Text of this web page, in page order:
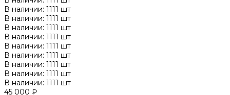
В наличии: 1111 шт
В наличии: 1111 шт
В наличии: 1111 шт
В наличии: 1111 шт
В наличии: 1111 шт
В наличии: 1111 шт
В наличии: 1111 шт
В наличии: 1111 шт
В наличии: 1111 шт
45 000 ₽